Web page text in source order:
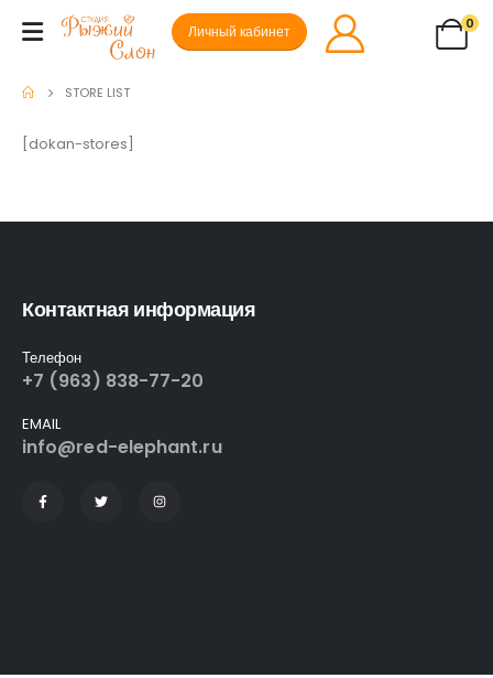
Личный кабинет
0
STORE LIST
[dokan-stores]
Контактная информация
Телефон
+7 (963) 838-77-20
EMAIL
info@red-elephant.ru